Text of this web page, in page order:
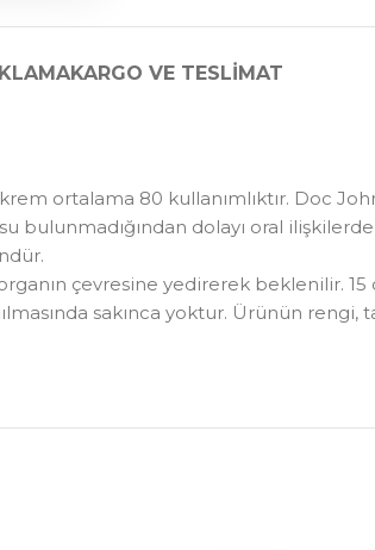
KARGO VE TESLIMAT
ortalama 80 kullanımlıktır. Doc
bulunmadığından dolayı oral
çevresine yedirerek beklenilir.
sakınca yoktur. Ürünün rengi,